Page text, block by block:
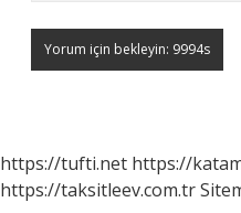
https://tufti.net https://
https://taksitleev.com.tr